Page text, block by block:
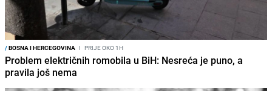
/BOSNA I HERCEGOVINA I PRIJE OKO 1H
Problem električnih romobila u BiH: Nesreća je puno, a
pravila još nema